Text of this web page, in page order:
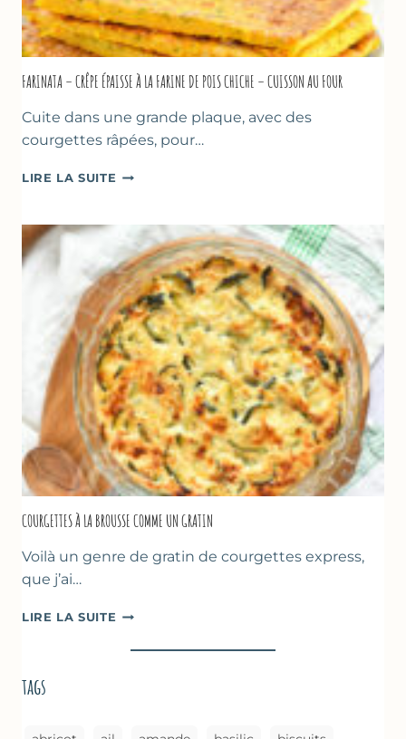
FARINATA – CRÊPE ÉPAISSE À LA FARINE DE POIS CHICHE – CUISSON AU FOUR
Cuite dans une grande plaque, avec des
courgettes râpées, pour…
LIRE LA SUITE FARINATA
ÉPAISSE
À
LA
FARINE
DE
POIS
CHICHE
–
CUISSON
AU
FOUR
COURGETTES À LA BROUSSE COMME UN GRATIN
Voilà un genre de gratin de courgettes express,
que j’ai…
LIRE LA SUITE COURGETTES
LA
tags